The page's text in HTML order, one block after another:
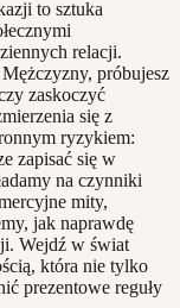
to sztuka
relacji.
próbujesz
zaskoczyć
się z
ryzykiem:
zapisać się w
na czynniki
mity,
jak naprawdę
Wejdź w świat
która nie tylko
prezentowe reguły